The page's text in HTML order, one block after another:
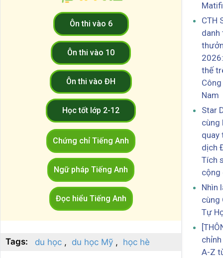
Ôn thi vào 6
Ôn thi vào 10
Ôn thi vào ĐH
Học tốt lớp 2-12
Chứng chỉ Tiếng Anh
Ngữ pháp Tiếng Anh
Đọc hiểu Tiếng Anh
Tags: du học du học Mỹ học hè
CTH
danh
thế
Nam
Star
cùng
quay
dịch
Tích
cộng
Nhìn
cùng
Tự
A-Z